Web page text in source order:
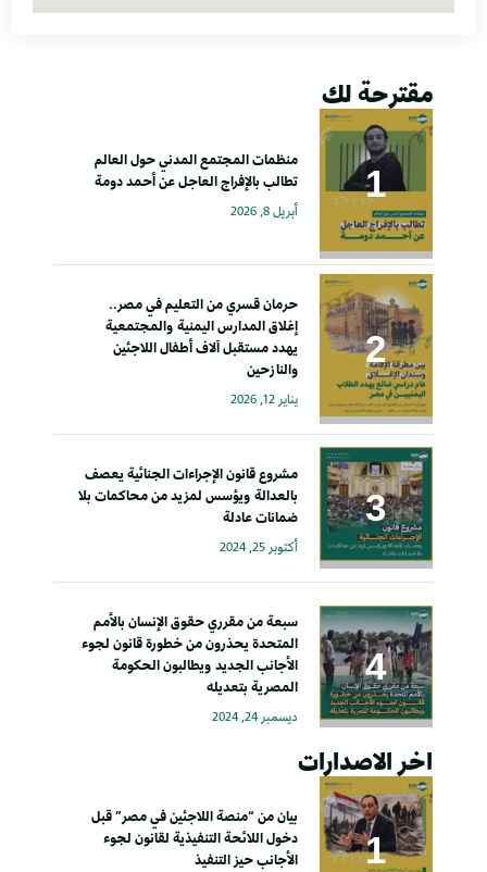
مقترحة لك
منظمات المجتمع المدني حول العالم
تطالب بالإفراج العاجل عن أحمد دومة
أبريل 8, 2026
حرمان قسري من التعليم في مصر..
إغلاق المدارس اليمنية والمجتمعية
يهدد مستقبل آلاف أطفال اللاجئين
والنازحين
يناير 12, 2026
مشروع قانون الإجراءات الجنائية يعصف
بالعدالة ويؤسس لمزيد من محاكمات بلا
ضمانات عادلة
أكتوبر 25, 2024
سبعة من مقرري حقوق الإنسان بالأمم
المتحدة يحذرون من خطورة قانون لجوء
الأجانب الجديد ويطالبون الحكومة
المصرية بتعديله
ديسمبر 24, 2024
اخر الاصدارات
بيان من “منصة اللاجئين في مصر” قبل
دخول اللائحة التنفيذية لقانون لجوء
الأجانب حيز التنفيذ